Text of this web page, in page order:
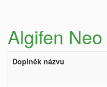
Algifen Neo
Doplněk názvu